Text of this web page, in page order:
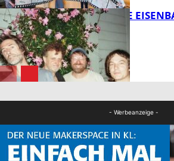
FB Kultur
DIE HÖCHSTE
- Werbeanzeige -